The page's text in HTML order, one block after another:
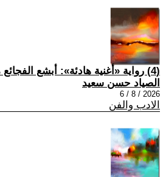
(4) رواية «أغنية هادئة»: أبشع الفجائع ما تنمو بالتدريج
الصياد حسن سعيد
2026 / 8 / 6
الادب والفن